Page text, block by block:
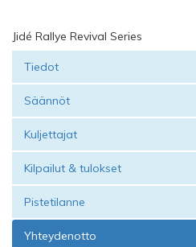
Jidé Rallye Revival Series
Tiedot
Säännöt
Kuljettajat
Kilpailut & tulokset
Pistetilanne
Yhteydenotto